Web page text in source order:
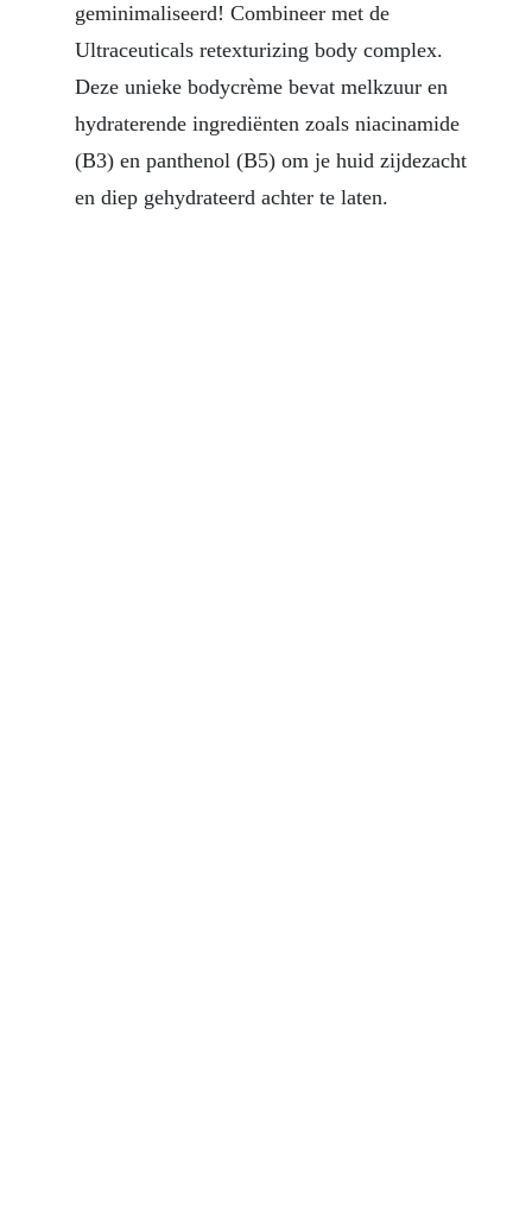
geminimaliseerd! Combineer met de
Ultraceuticals retexturizing body complex.
Deze unieke bodycrème bevat melkzuur en
hydraterende ingrediënten zoals niacinamide
(B3) en panthenol (B5) om je huid zijdezacht
en diep gehydrateerd achter te laten.